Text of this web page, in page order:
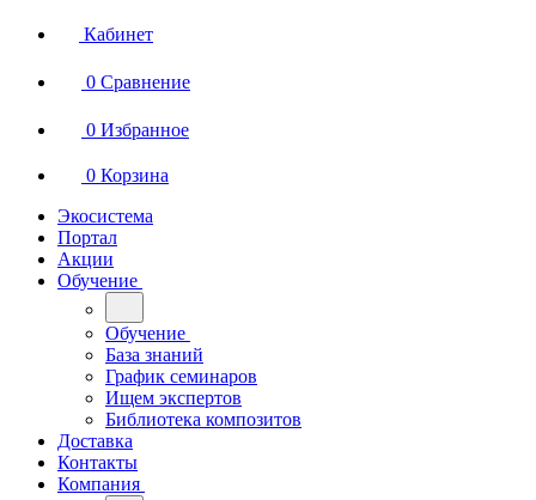
Кабинет
0 Сравнение
0 Избранное
0 Корзина
Экосистема
Портал
Акции
Обучение
Обучение
База знаний
График семинаров
Ищем экспертов
Библиотека композитов
Доставка
Контакты
Компания